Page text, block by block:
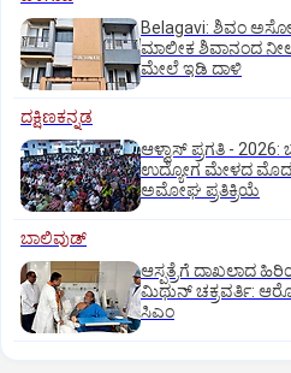
Belagavi: ಶಿವಂ
ಮಾಲೀಕ ಶಿವಾನಂದ
ಮೇಲೆ ಇಡಿ‌ ದಾಳಿ
ದಕ್ಷಿಣಕನ್ನಡ
ಆಳ್ವಾಸ್‌ ಪ್ರಗತಿ -
ಉದ್ಯೋಗ ಮೇಳದ
ಅಮೋಘ ಪ್ರತಿಕ್ರಿಯೆ
ಬಾಲಿವುಡ್‌
ಆಸ್ಪತ್ರೆಗೆ ದಾಖಲಾದ
ಮಿಥುನ್ ಚಕ್ರವರ್ತಿ:
ಸಿಎಂ